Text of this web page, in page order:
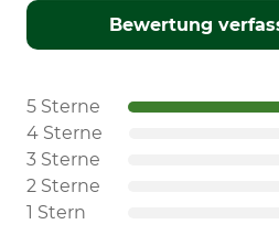
Bewertung
5 Sterne
4 Sterne
3 Sterne
2 Sterne
1 Stern